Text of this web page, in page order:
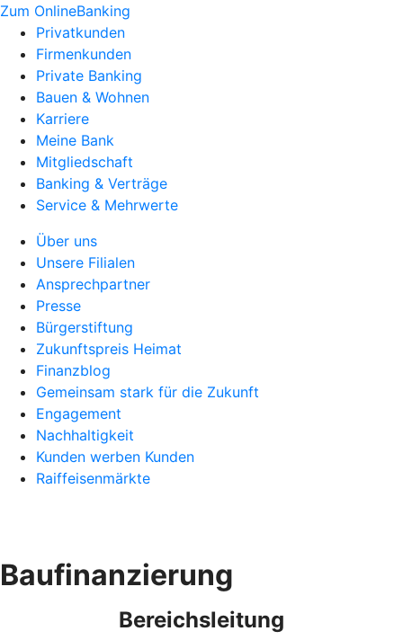
Zum OnlineBanking
Privatkunden
Firmenkunden
Private Banking
Bauen & Wohnen
Karriere
Meine Bank
Mitgliedschaft
Banking & Verträge
Service & Mehrwerte
Über uns
Unsere Filialen
Ansprechpartner
Presse
Bürgerstiftung
Zukunftspreis Heimat
Finanzblog
Gemeinsam stark für die Zukunft
Engagement
Nachhaltigkeit
Kunden werben Kunden
Raiffeisenmärkte
Baufinanzierung
Bereichsleitung